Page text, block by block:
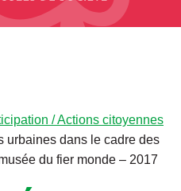
/ Actions citoyennes
urbaines dans le cadre des
du fier monde – 2017